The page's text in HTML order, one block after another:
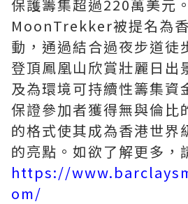
保護籌集超過220萬美元
MoonTrekker被提名為
動，通過結合過夜步道徒
登頂鳳凰山欣賞壯麗日出
及為環境可持續性籌集資
保證參加者獲得無與倫比
的格式使其成為香港世界
的亮點。如欲了解更多，
https://
om/